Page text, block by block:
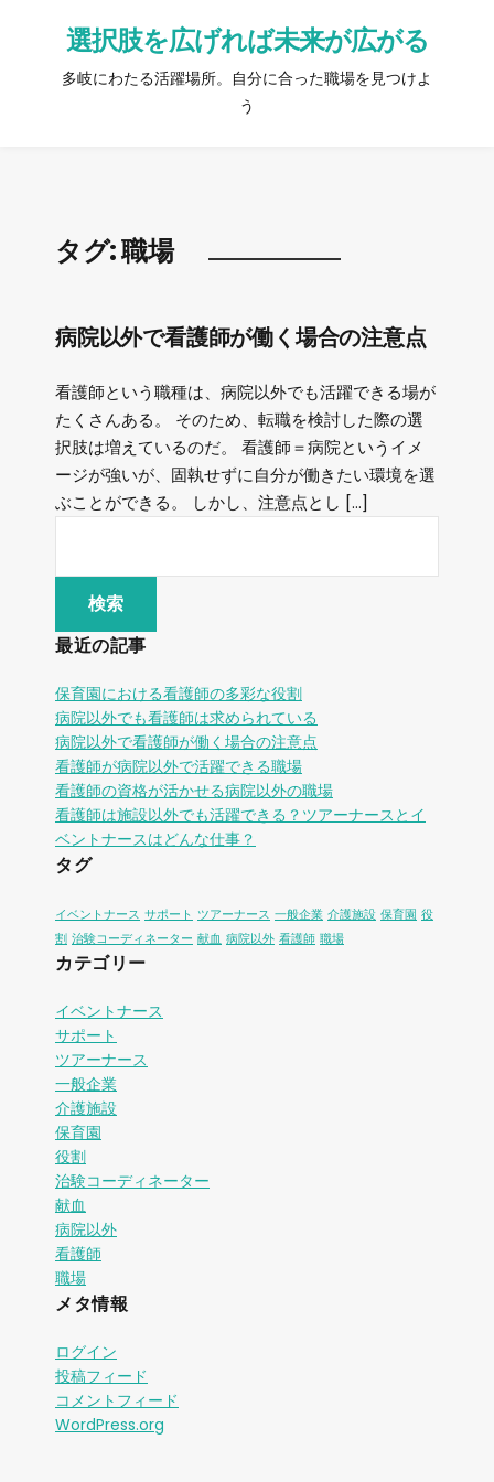
選択肢を広げれば未来が広がる
多岐にわたる活躍場所。自分に合った職場を見つけよ
う
タグ:職場
病院以外で看護師が働く場合の注意点
看護師という職種は、病院以外でも活躍できる場が
たくさんある。 そのため、転職を検討した際の選
択肢は増えているのだ。 看護師＝病院というイメ
ージが強いが、固執せずに自分が働きたい環境を選
ぶことができる。 しかし、注意点とし […]
最近の記事
保育園における看護師の多彩な役割
病院以外でも看護師は求められている
病院以外で看護師が働く場合の注意点
看護師が病院以外で活躍できる職場
看護師の資格が活かせる病院以外の職場
看護師は施設以外でも活躍できる？ツアーナースとイ
ベントナースはどんな仕事？
タグ
イベントナース サポート ツアーナース 一般企業 介護施設 保育園 役
割 治験コーディネーター 献血 病院以外 看護師 職場
カテゴリー
イベントナース
サポート
ツアーナース
一般企業
介護施設
保育園
役割
治験コーディネーター
献血
病院以外
看護師
職場
メタ情報
ログイン
投稿フィード
コメントフィード
WordPress.org